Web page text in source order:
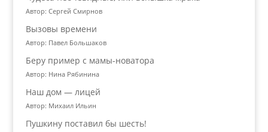
Автор: Сергей Смирнов
Вызовы времени
Автор: Павел Большаков
Беру пример с мамы-новатора
Автор: Нина Рябинина
Наш дом — лицей
Автор: Михаил Ильин
Пушкину поставил бы шесть!